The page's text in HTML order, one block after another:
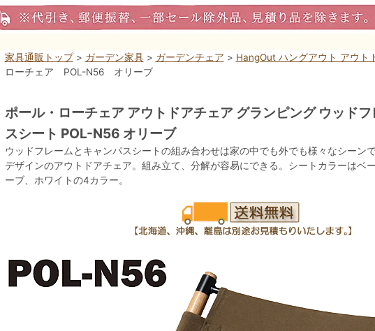
家具通販トップ> ガーデン家具> ガーデンチェア > HangOut ハングアウト アウト
ローチェア POL-N56 オリーブ
ポール・ローチェア アウトドアチェア グランピング ウッド
スシート POL-N56 オリーブ
ウッドフレームとキャンパスシートの組み合わせは家の中でも外でも様々なシーン
デザインのアウトドアチェア。組み立て、分解が容易にできる。シートカラーはベ
ーブ、ホワイトの4カラー。